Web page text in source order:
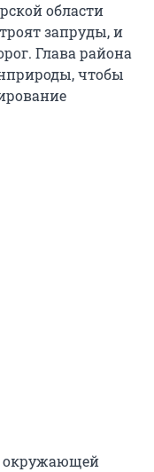
области
запруды, и
Глава района
чтобы
окружающей